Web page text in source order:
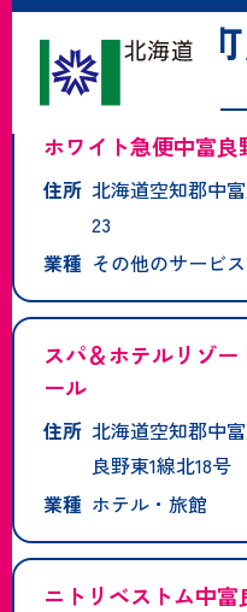
「中富良野
ホワイト急便中富良
住所 北海道空知郡中
23
業種 その他のサービ
スパ＆ホテルリゾー
ール
住所 北海道空知郡中
良野東1線北18号
業種 ホテル・旅館
ニトリベストム中富